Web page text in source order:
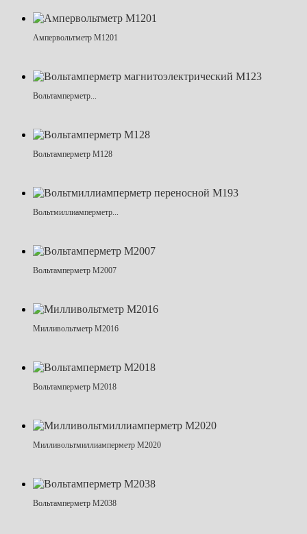
Ампервольтметр М1201
Вольтамперметр...
Вольтамперметр М128
Вольтмиллиамперметр...
Вольтамперметр М2007
Милливольтметр М2016
Вольтамперметр М2018
Милливольтмиллиамперметр М2020
Вольтамперметр М2038